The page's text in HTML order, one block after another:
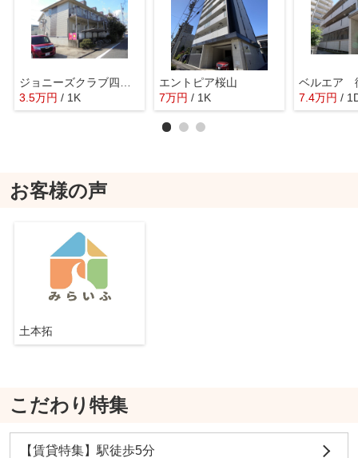
ジョニーズクラブ四ッ谷
3.5万円 / 1K
エントピア桜山
7万円 / 1K
ベルエア
7.4万円 /
お客様の声
土本拓
こだわり特集
【賃貸特集】駅徒歩5分